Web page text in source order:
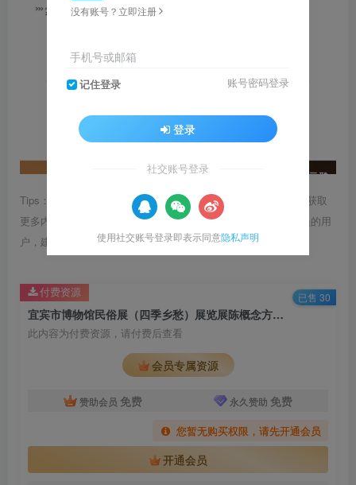
Tips：1.内容图片或视频可能会有压缩，若文章提供下载服务，获取
更多内容（无展示酷水印）可在下方下载； 2.没有百度网盘会员的用
户，建议用123云盘可获得更快的下载速度。
宜宾市博物馆民俗展（四季乡愁）展览展陈概念方案｜60页｜PDF｜128.08M
此内容为付费资源，请付费后查看
会员专属资源
赞助会员 免费 永久赞助 免费
您暂无购买权限，请先开通会员
开通会员
付费资源 已售 30
没有账号？立即注册
手机号或邮箱
记住登录 账号密码登录
登录
社交账号登录
使用社交账号登录即表示同意隐私声明